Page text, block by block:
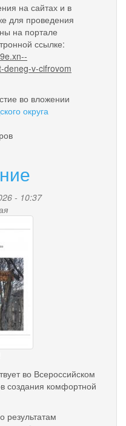
на сайтах и в
для проведения
на портале
ссылке:
deneg-v-cifrovom
во вложении
округа
- 10:37
во Всероссийском
создания комфортной
результатам